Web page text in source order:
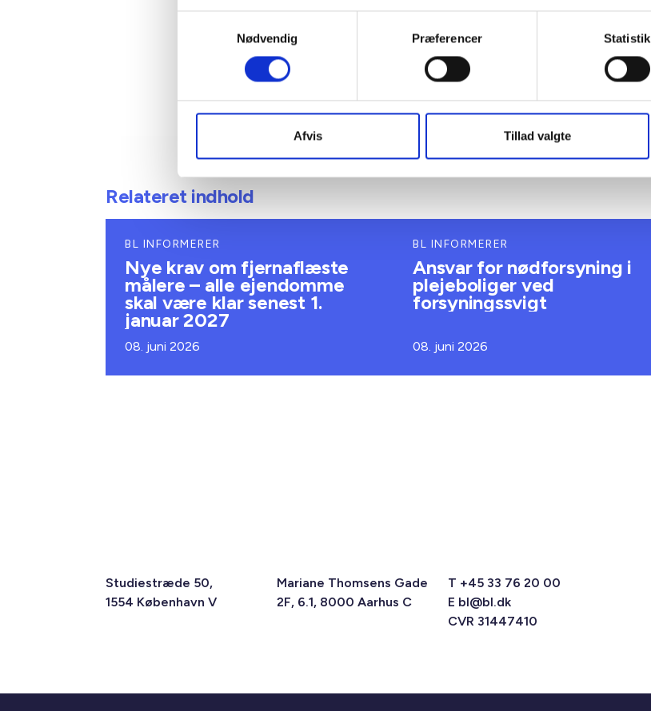
Nødvendig
Præferencer Statistik
Afvis Tillad valgte
Relateret indhold
BL INFORMERER
Nye krav om fjernaflæste
målere – alle ejendomme
skal være klar senest 1.
januar 2027
08. juni 2026
BL INFORMERER
Ansvar for nødforsyning i
plejeboliger ved
forsyningssvigt
08. juni 2026
Studiestræde 50,
1554 København V
Mariane Thomsens Gade
2F, 6.1, 8000 Aarhus C
T +45 33 76 20 00
E bl@bl.dk
CVR 31447410